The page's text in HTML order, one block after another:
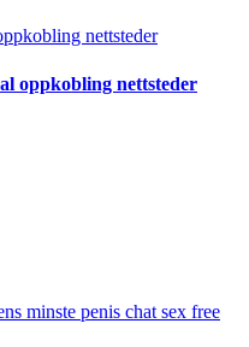
nettsteder
oppkobling nettsteder
minste penis chat sex free